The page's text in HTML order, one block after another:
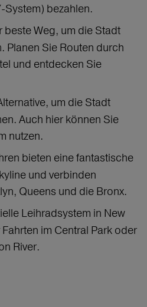
System) bezahlen.
beste Weg, um die Stadt
Planen Sie Routen durch
und entdecken Sie
um die Stadt
Auch hier können Sie
nutzen.
bieten eine fantastische
und verbinden
Queens und die Bronx.
Leihradsystem in New
im Central Park oder
River.